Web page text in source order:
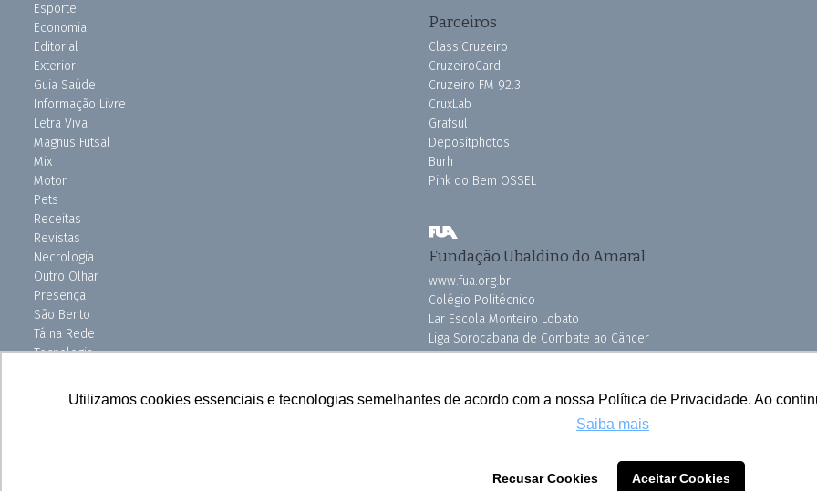
Utilizamos cookies essenciais e tecnologias semelhantes de acordo com a nossa Política de Privacidade. Ao
Saiba mais
Recusar Cookies Aceitar Cookies
Esporte
Economia
Editorial
Exterior
Guia Saúde
Informação Livre
Letra Viva
Magnus Futsal
Mix
Motor
Pets
Receitas
Revistas
Necrologia
Outro Olhar
Presença
São Bento
Tá na Rede
Tecnologia
Uniso Ciência
Parceiros
ClassiCruzeiro
CruzeiroCard
Cruzeiro FM 92.3
CruxLab
Grafsul
Depositphotos
Burh
Pink do Bem OSSEL
Fundação Ubaldino do Amaral
www.fua.org.br
Colégio Politécnico
Lar Escola Monteiro Lobato
Liga Sorocabana de Combate ao Câncer
Vila dos Velhinhos
Todos os direitos reservados © 2025 Cruzeiro do Sul